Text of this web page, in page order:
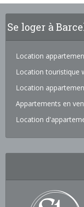
Se loger à
Location
Location touristique
Location
Appartements en
Location